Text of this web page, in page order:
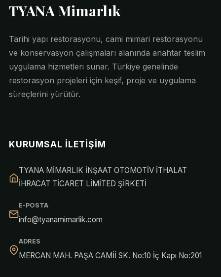
TYANA Mimarlık
Tarihi yapı restorasyonu, cami mimari restorasyonu
ve konservasyon çalışmaları alanında anahtar teslim
uygulama hizmetleri sunar. Türkiye genelinde
restorasyon projeleri için keşif, proje ve uygulama
süreçlerini yürütür.
KURUMSAL İLETIŞIM
TYANA MİMARLIK İNŞAAT OTOMOTİV İTHALAT
İHRACAT TİCARET LİMİTED ŞİRKETİ
E-POSTA
info@tyanamimarlik.com
ADRES
MERCAN MAH. PAŞA CAMİİ SK. No:10 İç Kapı No:201